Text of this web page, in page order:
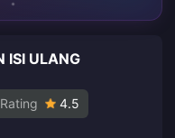
ISI ULANG
4.5